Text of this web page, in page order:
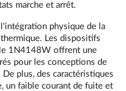
marche et arrêt.
physique de la
Les dispositifs
1N4148W offrent une
pour les conceptions de
plus, des caractéristiques
un faible courant de fuite et